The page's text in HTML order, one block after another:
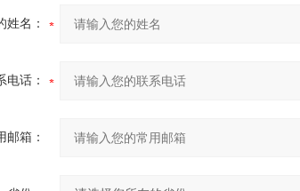
姓名：
电话：
邮箱：